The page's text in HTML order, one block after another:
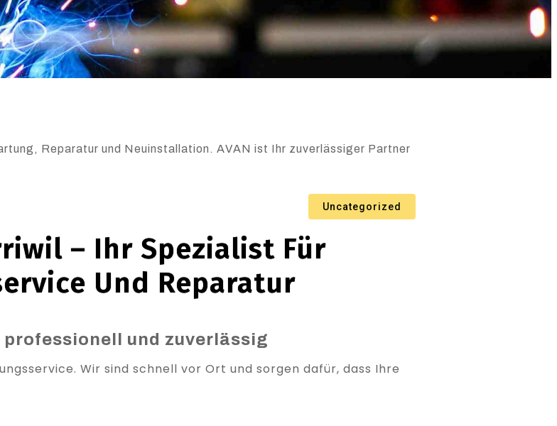
Reparatur und Neuinstallation. AVAN ist Ihr zuverlässiger Partner
Uncategorized
– Ihr Spezialist Für
Und Reparatur
und zuverlässig
Wir sind schnell vor Ort und sorgen dafür, dass Ihre